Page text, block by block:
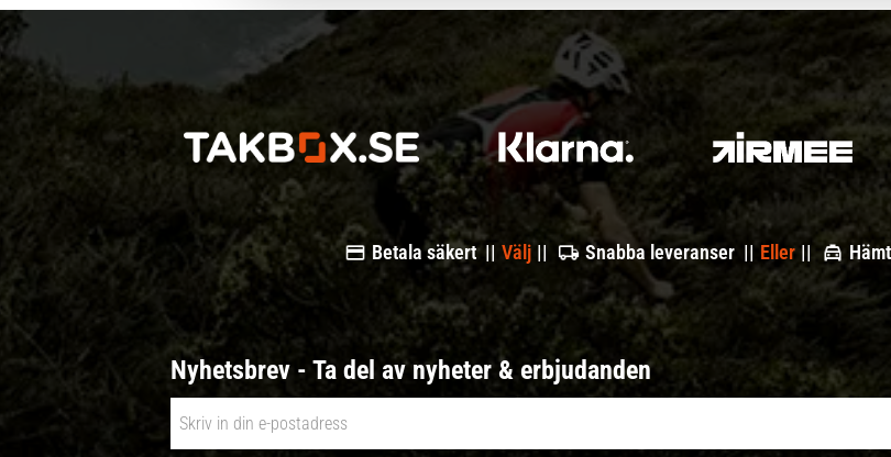
Betala säkert || Välj || Snabba leveranser || Eller ||
Nyhetsbrev - Ta del av nyheter & erbjudanden